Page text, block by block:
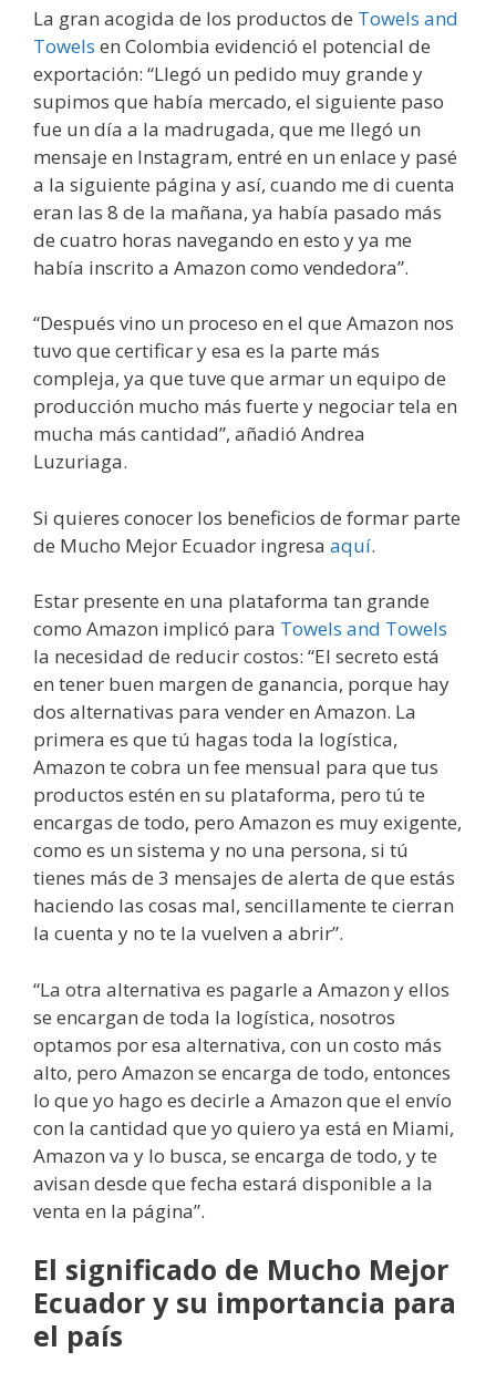
La gran acogida de los productos de Towels and
Towels en Colombia evidenció el potencial de
exportación: “Llegó un pedido muy grande y
supimos que había mercado, el siguiente paso
fue un día a la madrugada, que me llegó un
mensaje en Instagram, entré en un enlace y pasé
a la siguiente página y así, cuando me di cuenta
eran las 8 de la mañana, ya había pasado más
de cuatro horas navegando en esto y ya me
había inscrito a Amazon como vendedora”.
“Después vino un proceso en el que Amazon nos
tuvo que certificar y esa es la parte más
compleja, ya que tuve que armar un equipo de
producción mucho más fuerte y negociar tela en
mucha más cantidad”, añadió Andrea
Luzuriaga.
Si quieres conocer los beneficios de formar parte
de Mucho Mejor Ecuador ingresa aquí.
Estar presente en una plataforma tan grande
como Amazon implicó para Towels and Towels
la necesidad de reducir costos: “El secreto está
en tener buen margen de ganancia, porque hay
dos alternativas para vender en Amazon. La
primera es que tú hagas toda la logística,
Amazon te cobra un fee mensual para que tus
productos estén en su plataforma, pero tú te
encargas de todo, pero Amazon es muy exigente,
como es un sistema y no una persona, si tú
tienes más de 3 mensajes de alerta de que estás
haciendo las cosas mal, sencillamente te cierran
la cuenta y no te la vuelven a abrir”.
“La otra alternativa es pagarle a Amazon y ellos
se encargan de toda la logística, nosotros
optamos por esa alternativa, con un costo más
alto, pero Amazon se encarga de todo, entonces
lo que yo hago es decirle a Amazon que el envío
con la cantidad que yo quiero ya está en Miami,
Amazon va y lo busca, se encarga de todo, y te
avisan desde que fecha estará disponible a la
venta en la página”.
El significado de Mucho Mejor
Ecuador y su importancia para
el país